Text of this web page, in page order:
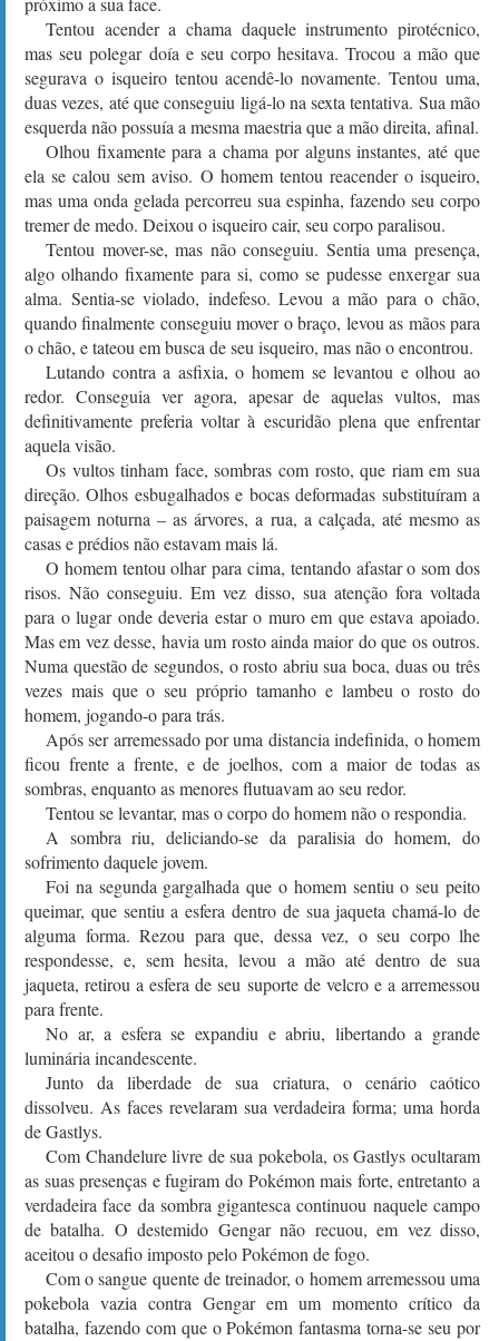
Tentou acender a chama daquele instrumento pirotécnico,
mas seu polegar doía e seu corpo hesitava. Trocou a mão que
segurava o isqueiro tentou acendê-lo novamente. Tentou uma,
duas vezes, até que conseguiu ligá-lo na sexta tentativa. Sua mão
esquerda não possuía a mesma maestria que a mão direita, afinal.
Olhou fixamente para a chama por alguns instantes, até que
ela se calou sem aviso. O homem tentou reacender o isqueiro,
mas uma onda gelada percorreu sua espinha, fazendo seu corpo
tremer de medo. Deixou o isqueiro cair, seu corpo paralisou.
Tentou mover-se, mas não conseguiu. Sentia uma presença,
algo olhando fixamente para si, como se pudesse enxergar sua
alma. Sentia-se violado, indefeso. Levou a mão para o chão,
quando finalmente conseguiu mover o braço, levou as mãos para
o chão, e tateou em busca de seu isqueiro, mas não o encontrou.
Lutando contra a asfixia, o homem se levantou e olhou ao
redor. Conseguia ver agora, apesar de aquelas vultos, mas
definitivamente preferia voltar à escuridão plena que enfrentar
aquela visão.
Os vultos tinham face, sombras com rosto, que riam em sua
direção. Olhos esbugalhados e bocas deformadas substituíram a
paisagem noturna – as árvores, a rua, a calçada, até mesmo as
casas e prédios não estavam mais lá.
O homem tentou olhar para cima, tentando afastar o som dos
risos. Não conseguiu. Em vez disso, sua atenção fora voltada
para o lugar onde deveria estar o muro em que estava apoiado.
Mas em vez desse, havia um rosto ainda maior do que os outros.
Numa questão de segundos, o rosto abriu sua boca, duas ou três
vezes mais que o seu próprio tamanho e lambeu o rosto do
homem, jogando-o para trás.
Após ser arremessado por uma distancia indefinida, o homem
ficou frente a frente, e de joelhos, com a maior de todas as
sombras, enquanto as menores flutuavam ao seu redor.
Tentou se levantar, mas o corpo do homem não o respondia.
A sombra riu, deliciando-se da paralisia do homem, do
sofrimento daquele jovem.
Foi na segunda gargalhada que o homem sentiu o seu peito
queimar, que sentiu a esfera dentro de sua jaqueta chamá-lo de
alguma forma. Rezou para que, dessa vez, o seu corpo lhe
respondesse, e, sem hesita, levou a mão até dentro de sua
jaqueta, retirou a esfera de seu suporte de velcro e a arremessou
para frente.
No ar, a esfera se expandiu e abriu, libertando a grande
luminária incandescente.
Junto da liberdade de sua criatura, o cenário caótico
dissolveu. As faces revelaram sua verdadeira forma; uma horda
de Gastlys.
Com Chandelure livre de sua pokebola, os Gastlys ocultaram
as suas presenças e fugiram do Pokémon mais forte, entretanto a
verdadeira face da sombra gigantesca continuou naquele campo
de batalha. O destemido Gengar não recuou, em vez disso,
aceitou o desafio imposto pelo Pokémon de fogo.
Com o sangue quente de treinador, o homem arremessou uma
pokebola vazia contra Gengar em um momento crítico da
batalha, fazendo com que o Pokémon fantasma torna-se seu por